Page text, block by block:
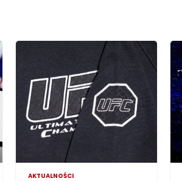
AKTUALNOŚCI